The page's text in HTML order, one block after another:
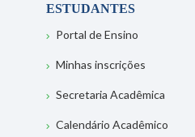
ESTUDANTES
Portal de Ensino
Minhas inscrições
Secretaria Acadêmica
Calendário Acadêmico